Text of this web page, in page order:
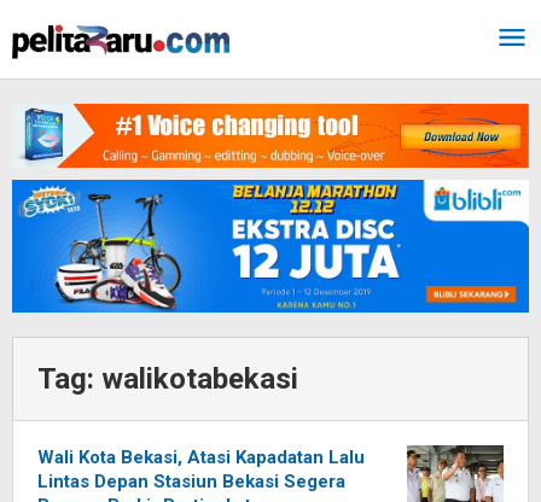
ke
konten
Tag: walikotabekasi
Wali Kota Bekasi, Atasi Kapadatan Lalu
Lintas Depan Stasiun Bekasi Segera